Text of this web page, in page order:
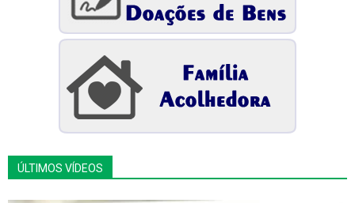
ÚLTIMOS VÍDEOS